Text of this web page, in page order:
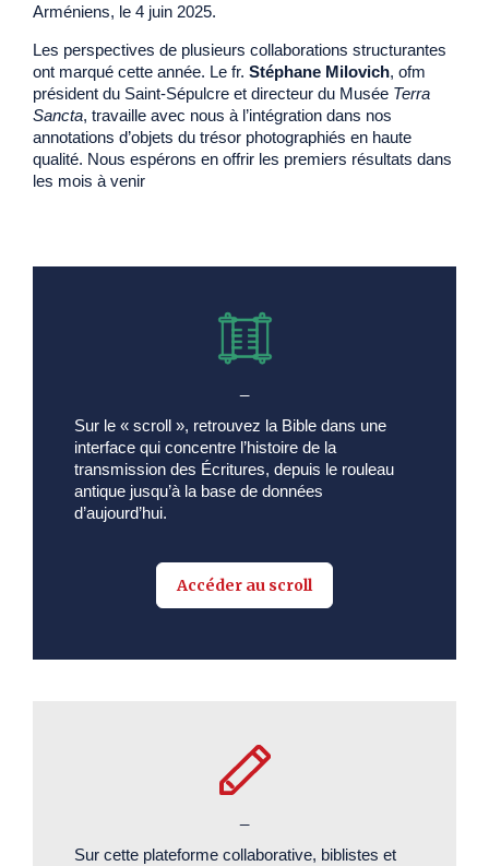
Arméniens, le 4 juin 2025.
Les perspectives de plusieurs collaborations structurantes
ont marqué cette année. Le fr. Stéphane Milovich, ofm
président du Saint-Sépulcre et directeur du Musée Terra
Sancta, travaille avec nous à l’intégration dans nos
annotations d’objets du trésor photographiés en haute
qualité. Nous espérons en offrir les premiers résultats dans
les mois à venir
Sur le « scroll », retrouvez la Bible dans une
interface qui concentre l’histoire de la
transmission des Écritures, depuis le rouleau
antique jusqu’à la base de données
d’aujourd’hui.
Accéder au scroll
Sur cette plateforme collaborative, biblistes et